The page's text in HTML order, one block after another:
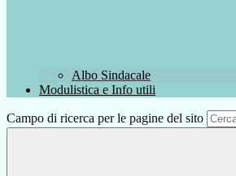
Albo Sindacale
Modulistica e Info utili
Campo di ricerca per le pagine del sito